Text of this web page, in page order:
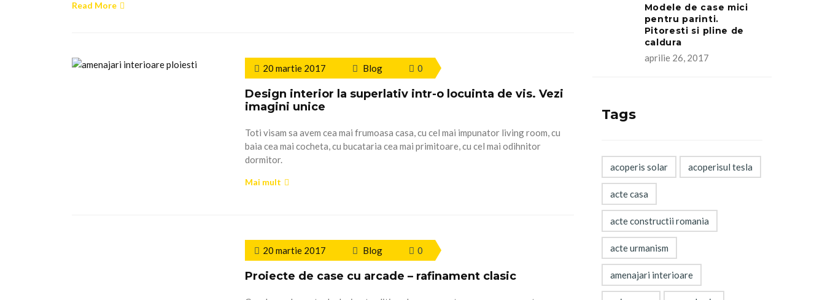
Read More
20 martie 2017 Blog 0
Design interior la superlativ intr-o locuinta de vis. Vezi
imagini unice
Toti visam sa avem cea mai frumoasa casa, cu cel mai impunator living room, cu
baia cea mai cocheta, cu bucataria cea mai primitoare, cu cel mai odihnitor
dormitor.
Mai mult
20 martie 2017 Blog 0
Proiecte de case cu arcade – rafinament clasic
Modele de case mici
pentru parinti.
Pitoresti si pline de
caldura
aprilie 26, 2017
Tags
acoperis solar acoperisul tesla
acte casa
acte constructii romania
acte urmanism
amenajari interioare